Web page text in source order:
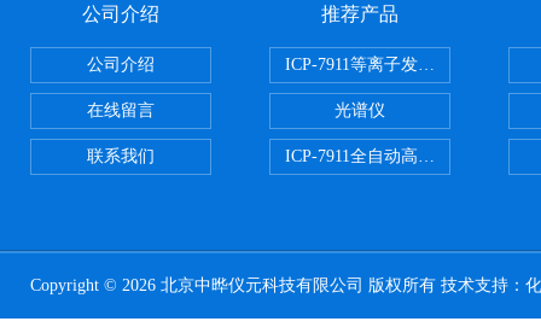
公司介绍
公司介绍
在线留言
联系我们
推荐产品
ICP-7911等离子发射光谱
光谱仪
ICP-7911全自动高压开关电源供
Copyright © 2026 北京中晔仪元科技有限公司 版权所有 技术支持：